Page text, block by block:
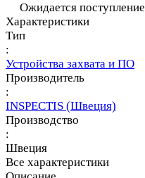
Ожидается поступление
Характеристики
Тип
:
Устройства захвата и ПО
Производитель
:
INSPECTIS (Швеция)
Производство
:
Швеция
Все характеристики